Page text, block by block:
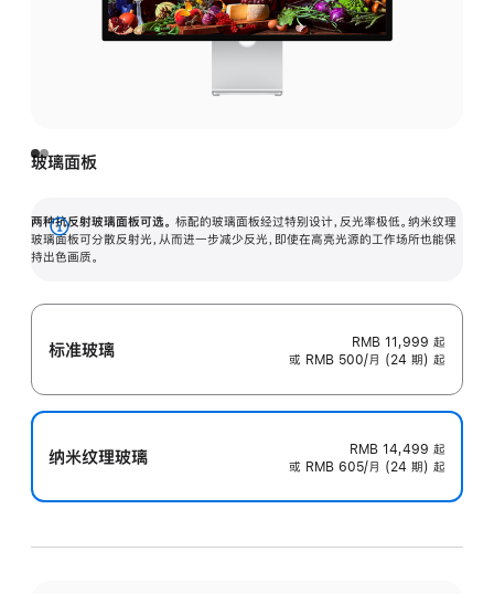
玻璃面板
两种抗反射玻璃面板可选。 标配的玻璃面板经过特别设计，反光率极低。纳米纹理
玻璃面板可分散反射光，从而进一步减少反光，即使在高亮光源的工作场所也能保
持出色画质。
展
开
标准玻璃 RMB 11,999 起
或 RMB 500/月 (24 期) 起
纳米纹理玻璃 RMB 14,499 起
或 RMB 605/月 (24 期) 起